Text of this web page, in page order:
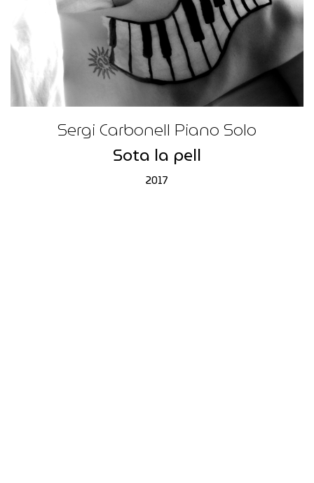
Sergi Carbonell Piano Solo
Sota la pell
2017